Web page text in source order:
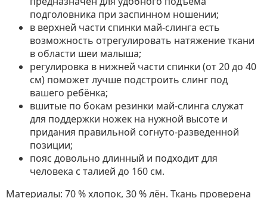
подголовника при заспинном ношении;
в верхней части спинки май-слинга есть
возможность отрегулировать натяжение ткани
в области шеи малыша;
регулировка в нижней части спинки (от 20 до 40
см) поможет лучше подстроить слинг под
вашего ребёнка;
вшитые по бокам резинки май-слинга служат
для поддержки ножек на нужной высоте и
придания правильной согнуто-разведенной
позиции;
пояс довольно длинный и подходит для
человека с талией до 160 см.
Материалы: 70 % хлопок, 30 % лён. Ткань проверена